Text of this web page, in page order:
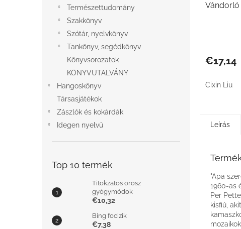
Természettudomány
Szakkönyv
Szótár, nyelvkönyv
Tankönyv, segédkönyv
Könyvsorozatok
KÖNYVUTALVÁNY
Hangoskönyv
Társasjátékok
Zászlók és kokárdák
Idegen nyelvű
Top 10 termék
Titokzatos orosz
gyógymódok
€10,32
Bing focizik
€7,38
Vándorló
€17,14
Cixin Liu
Leírás
"Apa
1960-as
Per
kisfiú,